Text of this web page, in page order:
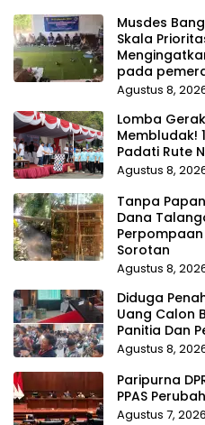
Musdes
Skala
pada
Agustus 8,
Lomba
Membludak!
Padati Rute
Agustus 8,
Tanpa
Dana
Sorotan
Agustus 8,
Diduga
Uang Calon
Panitia Dan
Agustus 8,
Paripurna
PPAS
Agustus 7, 2026